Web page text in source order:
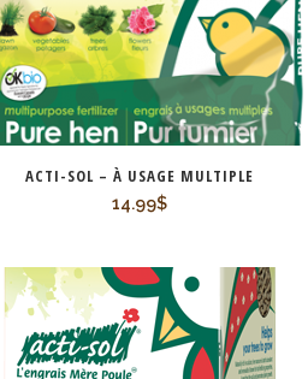
ACTI-SOL – À USAGE MULTIPLE
14.99$